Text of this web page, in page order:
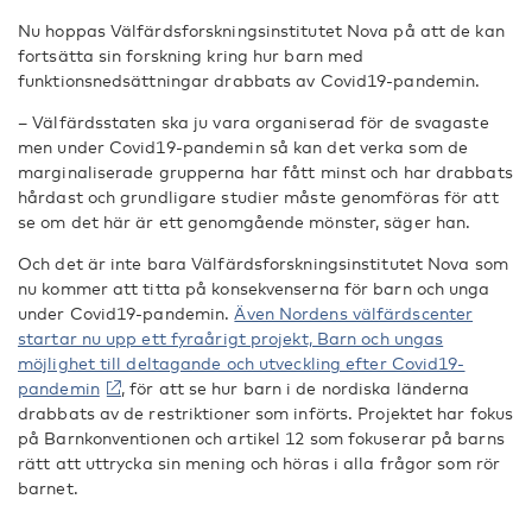
Nu hoppas Välfärdsforskningsinstitutet Nova på att de kan
fortsätta sin forskning kring hur barn med
funktionsnedsättningar drabbats av Covid19-pandemin.
– Välfärdsstaten ska ju vara organiserad för de svagaste
men under Covid19-pandemin så kan det verka som de
marginaliserade grupperna har fått minst och har drabbats
hårdast och grundligare studier måste genomföras för att
se om det här är ett genomgående mönster, säger han.
Och det är inte bara Välfärdsforskningsinstitutet Nova som
nu kommer att titta på konsekvenserna för barn och unga
under Covid19-pandemin.Även Nordens välfärdscenter
startar nu upp ett fyraårigt projekt, Barn och ungas
möjlighet till deltagande och utveckling efter Covid19-
pandemin
, för att se hur barn i de nordiska länderna
drabbats av de restriktioner som införts. Projektet har fokus
på Barnkonventionen och artikel 12 som fokuserar på barns
rätt att uttrycka sin mening och höras i alla frågor som rör
barnet.